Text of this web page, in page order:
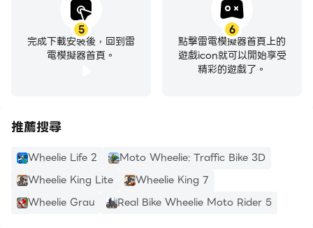
5
完成下載安裝後，回到雷
電模擬器首頁。
6
點擊雷電模擬器首頁上的
遊戲icon就可以開始享受
精彩的遊戲了。
推薦搜尋
Wheelie Life 2
Moto Wheelie: Traffic Bike 3D
Wheelie King Lite
Wheelie King 7
Wheelie Grau
Real Bike Wheelie Moto Rider 5